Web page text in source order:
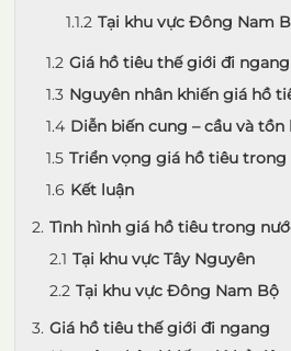
Tại khu vực Đông Nam
Giá hồ tiêu thế giới đi ngang
Nguyên nhân khiến giá hồ
Diễn biến cung – cầu và tồn
Triển vọng giá hồ tiêu
Kết luận
Tình hình giá hồ tiêu trong
Tại khu vực Tây Nguyên
Tại khu vực Đông Nam Bộ
Giá hồ tiêu thế giới đi ngang